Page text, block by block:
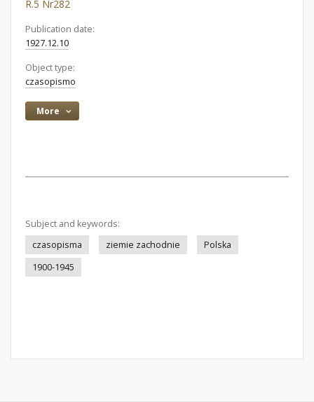
R.5 Nr282
Publication date:
1927.12.10
Object type:
czasopismo
More
Subject and keywords:
czasopisma
ziemie zachodnie
Polska
1900-1945